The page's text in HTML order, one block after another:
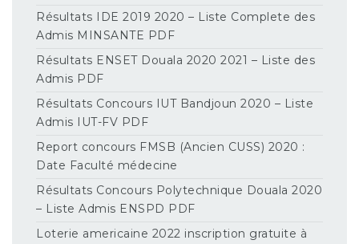
Résultats IDE 2019 2020 – Liste Complete des
Admis MINSANTE PDF
Résultats ENSET Douala 2020 2021 – Liste des
Admis PDF
Résultats Concours IUT Bandjoun 2020 – Liste
Admis IUT-FV PDF
Report concours FMSB (Ancien CUSS) 2020 :
Date Faculté médecine
Résultats Concours Polytechnique Douala 2020
– Liste Admis ENSPD PDF
Loterie americaine 2022 inscription gratuite à